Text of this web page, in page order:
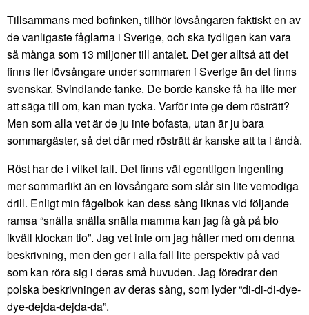
Tillsammans med bofinken, tillhör lövsångaren faktiskt en av
de vanligaste fåglarna i Sverige, och ska tydligen kan vara
så många som 13 miljoner till antalet. Det ger alltså att det
finns fler lövsångare under sommaren i Sverige än det finns
svenskar. Svindlande tanke. De borde kanske få ha lite mer
att säga till om, kan man tycka. Varför inte ge dem rösträtt?
Men som alla vet är de ju inte bofasta, utan är ju bara
sommargäster, så det där med rösträtt är kanske att ta i ändå.
Röst har de i vilket fall. Det finns väl egentligen ingenting
mer sommarlikt än en lövsångare som slår sin lite vemodiga
drill. Enligt min fågelbok kan dess sång liknas vid följande
ramsa “snälla snälla snälla mamma kan jag få gå på bio
ikväll klockan tio”. Jag vet inte om jag håller med om denna
beskrivning, men den ger i alla fall lite perspektiv på vad
som kan röra sig i deras små huvuden. Jag föredrar den
polska beskrivningen av deras sång, som lyder “di-di-di-dye-
dye-dejda-dejda-da”.